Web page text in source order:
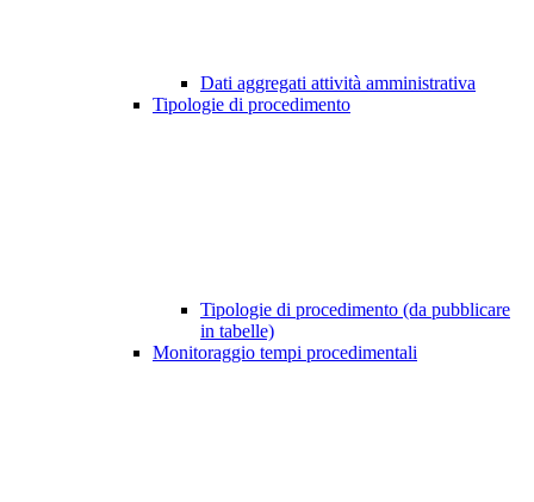
Dati aggregati attività amministrativa
Tipologie di procedimento
Tipologie di procedimento (da pubblicare
in tabelle)
Monitoraggio tempi procedimentali